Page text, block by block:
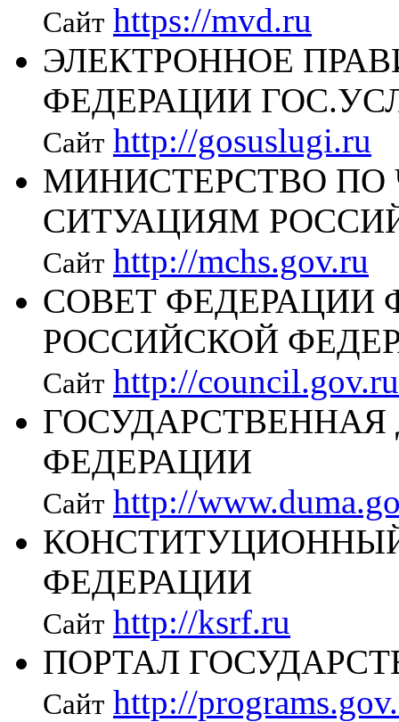
Сайт https://mvd.ru
ЭЛЕКТРОННОЕ
ФЕДЕРАЦИИ
Сайт http://gosuslugi.ru
МИНИСТЕРСТВО
СИТУАЦИЯМ
Сайт http://mchs.gov.ru
СОВЕТ ФЕДЕРАЦИИ
РОССИЙСКОЙ
Сайт http://council.gov.ru
ФЕДЕРАЦИИ
Сайт http://
ФЕДЕРАЦИИ
Сайт http://ksrf.ru
ПОРТАЛ
Сайт http://